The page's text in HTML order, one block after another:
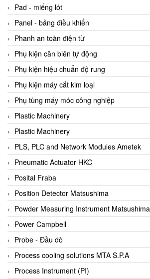
Beinlich-pumps
Beka
BEKO
Belimo
Benetech Vietnam
Bently Nevada
Bentone Vietnam
Bernstein Vietnam
Berthold
Bestech
Bestech
BETA
Bifold
Bihl+wiedemann
Bihl+wiedemann
Bilz
Binder Connector
Biotech
Pad - miếng lót
Panel - bảng điều khiển
Phanh an toàn điện từ
Phụ kiện căn biên tự động
Phụ kiện hiệu chuẩn độ rung
Phụ kiện máy cắt kim loại
Phụ tùng máy móc công nghiệp
Plastic Machinery
Plastic Machinery
PLS, PLC and Network Modules Ametek
Pneumatic Actuator HKC
Posital Fraba
Position Detector Matsushima
Powder Measuring Instrument Matsushima
Power Campbell
Probe - Đầu dò
Process cooling solutions MTA S.P.A
Process Instrument (PI)